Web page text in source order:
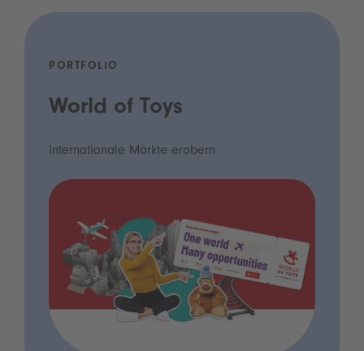
PORTFOLIO
World of Toys
Internationale Märkte erobern